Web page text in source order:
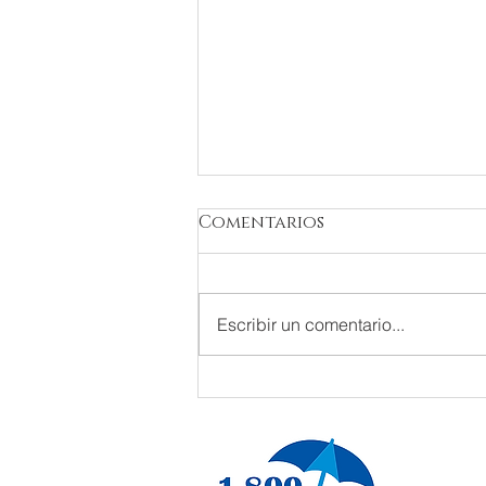
¿JACUZZI O PISCINA?
Comentarios
Escribir un comentario...